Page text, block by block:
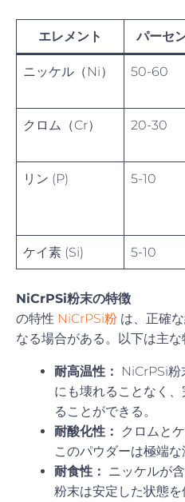
エレメント パーセ
ニッケル（Ni） 50-60
クロム（Cr） 20-30
リン (P) 5-10
ケイ素 (Si) 5-10
NiCrPSi粉末の特徴
の特性 NiCrPSi粉 は、正確
なる場合がある。以下は主な
耐高温性：
NiCrPSi
にも壊れることなく
ることができる。
耐酸化性：
クロムと
このパウダーは極端な
耐食性： ニッケルが
粉末は安定した状態